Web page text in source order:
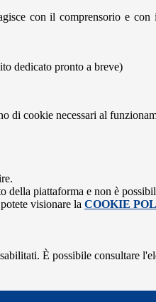
con il comprensorio e
dedicato pronto a breve)
di cookie necessari al
della piattaforma e non è
visionare la COOKIE
È possibile consultare